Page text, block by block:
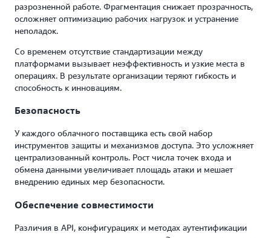
разрозненной работе. Фрагментация снижает прозрачность,
осложняет оптимизацию рабочих нагрузок и устранение
неполадок.
Со временем отсутствие стандартизации между
платформами вызывает неэффективность и узкие места в
операциях. В результате организации теряют гибкость и
способность к инновациям.
Безопасность
У каждого облачного поставщика есть свой набор
инструментов защиты и механизмов доступа. Это усложняет
централизованный контроль. Рост числа точек входа и
обмена данными увеличивает площадь атаки и мешает
внедрению единых мер безопасности.
Обеспечение совместимости
Различия в API, конфигурациях и методах аутентификации